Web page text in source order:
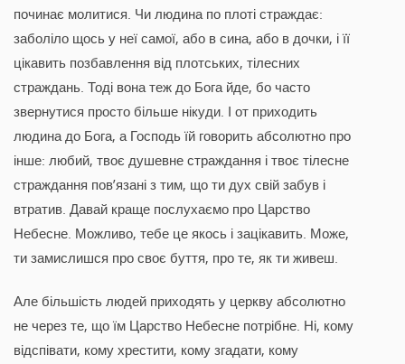
починає молитися. Чи людина по плоті страждає:
заболіло щось у неї самої, або в сина, або в дочки, і її
цікавить позбавлення від плотських, тілесних
страждань. Тоді вона теж до Бога йде, бо часто
звернутися просто більше нікуди. І от приходить
людина до Бога, а Господь їй говорить абсолютно про
інше: любий, твоє душевне страждання і твоє тілесне
страждання пов’язані з тим, що ти дух свій забув і
втратив. Давай краще послухаємо про Царство
Небесне. Можливо, тебе це якось і зацікавить. Може,
ти замислишся про своє буття, про те, як ти живеш.
Але більшість людей приходять у церкву абсолютно
не через те, що їм Царство Небесне потрібне. Ні, кому
відспівати, кому хрестити, кому згадати, кому